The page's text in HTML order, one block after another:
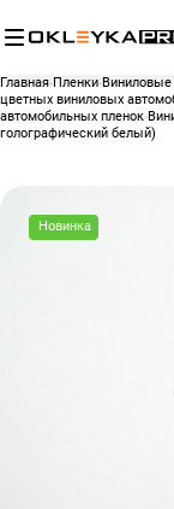
Главная Пленки
цветных виниловых
автомобильных пленок
голографический белый)
Новинка